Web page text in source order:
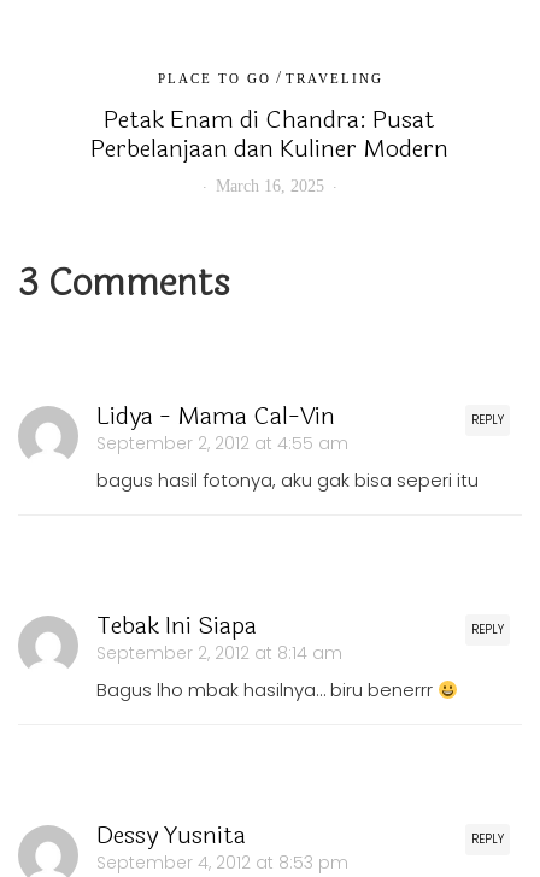
PLACE TO GO / TRAVELING
Petak Enam di Chandra: Pusat
Perbelanjaan dan Kuliner Modern
March 16, 2025
3 Comments
REPLY
Lidya - Mama Cal-Vin
September 2, 2012 at 4:55 am
bagus hasil fotonya, aku gak bisa seperi itu
REPLY
Tebak Ini Siapa
September 2, 2012 at 8:14 am
Bagus lho mbak hasilnya… biru benerrr
REPLY
Dessy Yusnita
September 4, 2012 at 8:53 pm